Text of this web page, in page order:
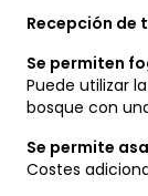
Recepción de
Se permiten
Puede utilizar
bosque con
Se permite
Costes